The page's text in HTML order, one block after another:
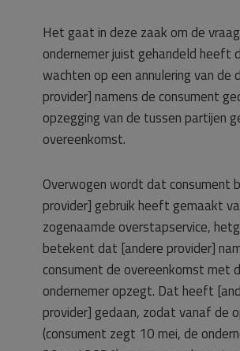
Het gaat in deze zaak om de
ondernemer juist gehandeld heeft
wachten op een annulering van de
provider] namens de consument
opzegging van de tussen partijen
overeenkomst.
Overwogen wordt dat consument
provider] gebruik heeft gemaakt
zogenaamde overstapservice,
betekent dat [andere provider]
consument de overeenkomst met
ondernemer opzegt. Dat heeft
provider] gedaan, zodat vanaf de
(consument zegt 10 mei, de